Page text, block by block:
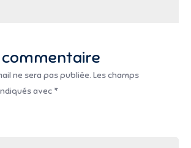
commentaire
ne sera pas publiée. Les champs
avec *